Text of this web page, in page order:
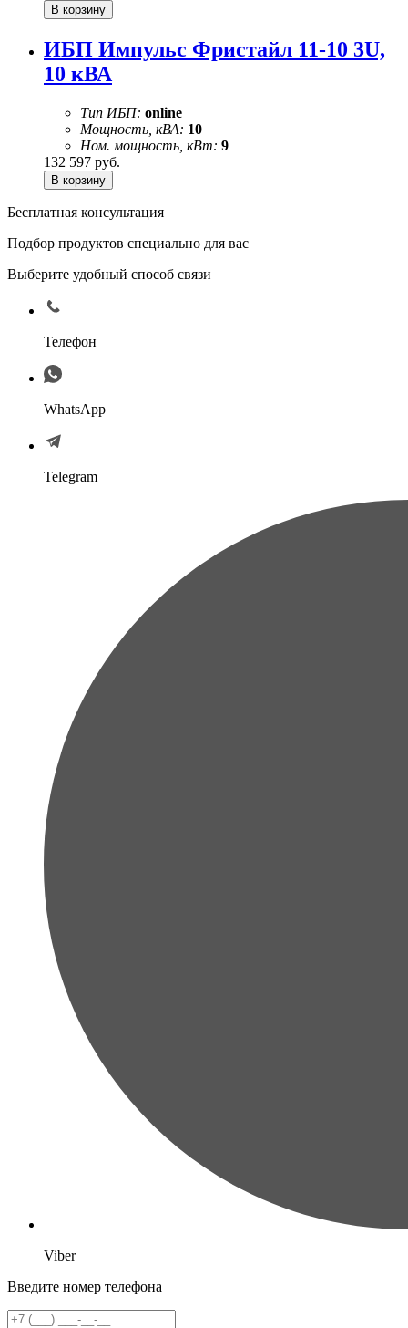
ИБП Импульс Фристайл 11-10 3U,
10 кВА
Тип ИБП: online
Мощность, кВА: 10
Ном. мощность, кВт: 9
132 597 руб.
Бесплатная консультация
Подбор продуктов специально для вас
Выберите удобный способ связи
Телефон
WhatsApp
Telegram
Viber
Введите номер телефона